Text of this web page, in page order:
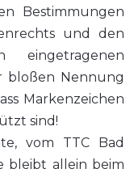
Bestimmungen
und den
eingetragenen
bloßen Nennung
Markenzeichen
sind!
vom TTC Bad
bleibt allein beim